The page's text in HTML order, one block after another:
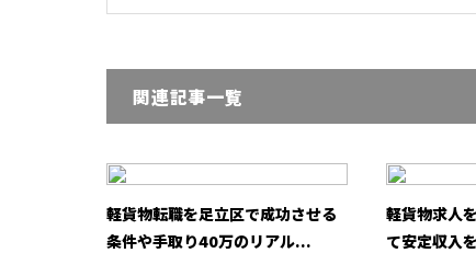
関連記事一覧
軽貨物転職を足立区で成功させる
条件や手取り40万のリアル...
軽貨物求人
て安定収入